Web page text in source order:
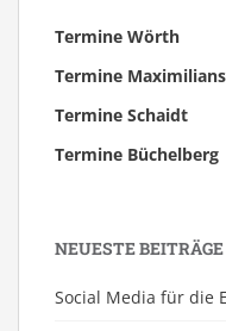
Termine Wörth
Termine
Termine Schaidt
Termine Büchelberg
NEUESTE BEITRÄGE
Social Media für die